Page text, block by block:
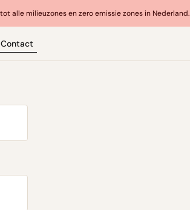
alle milieuzones en zero emissie zones in Nederland.
Contact